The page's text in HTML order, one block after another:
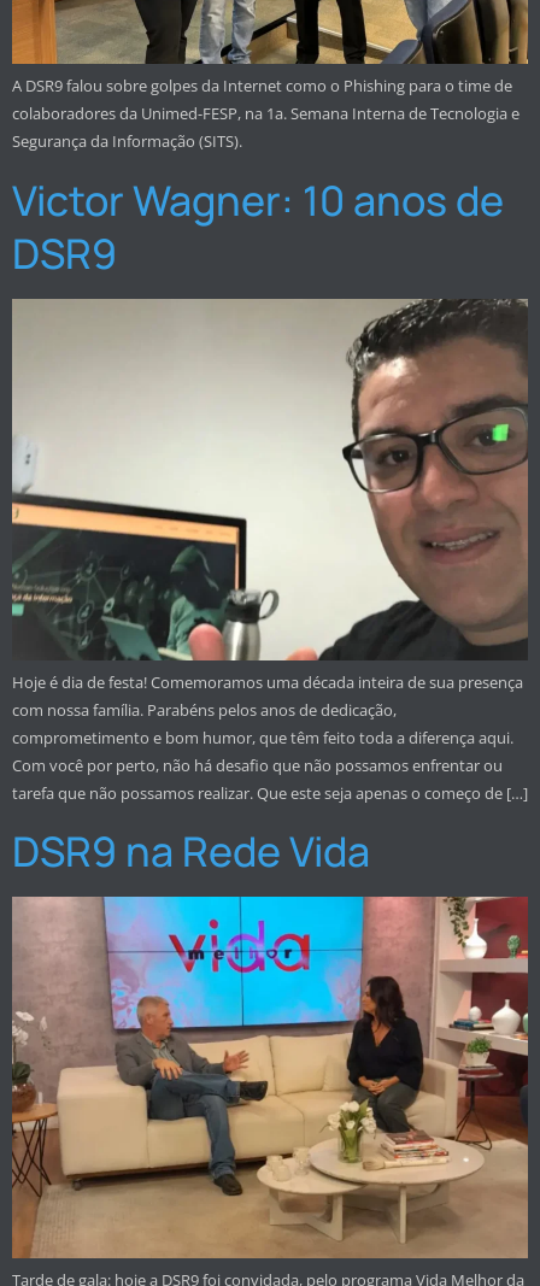
A DSR9 falou sobre golpes da Internet como o Phishing para o time de
colaboradores da Unimed-FESP, na 1a. Semana Interna de Tecnologia e
Segurança da Informação (SITS).
Victor Wagner: 10 anos de
DSR9
Hoje é dia de festa! Comemoramos uma década inteira de sua presença
com nossa família. Parabéns pelos anos de dedicação,
comprometimento e bom humor, que têm feito toda a diferença aqui.
Com você por perto, não há desafio que não possamos enfrentar ou
tarefa que não possamos realizar. Que este seja apenas o começo de […]
DSR9 na Rede Vida
Tarde de gala: hoje a DSR9 foi convidada, pelo programa Vida Melhor da